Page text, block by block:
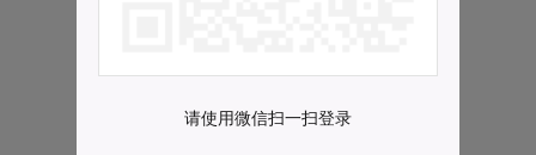
请使用微信扫一扫登录